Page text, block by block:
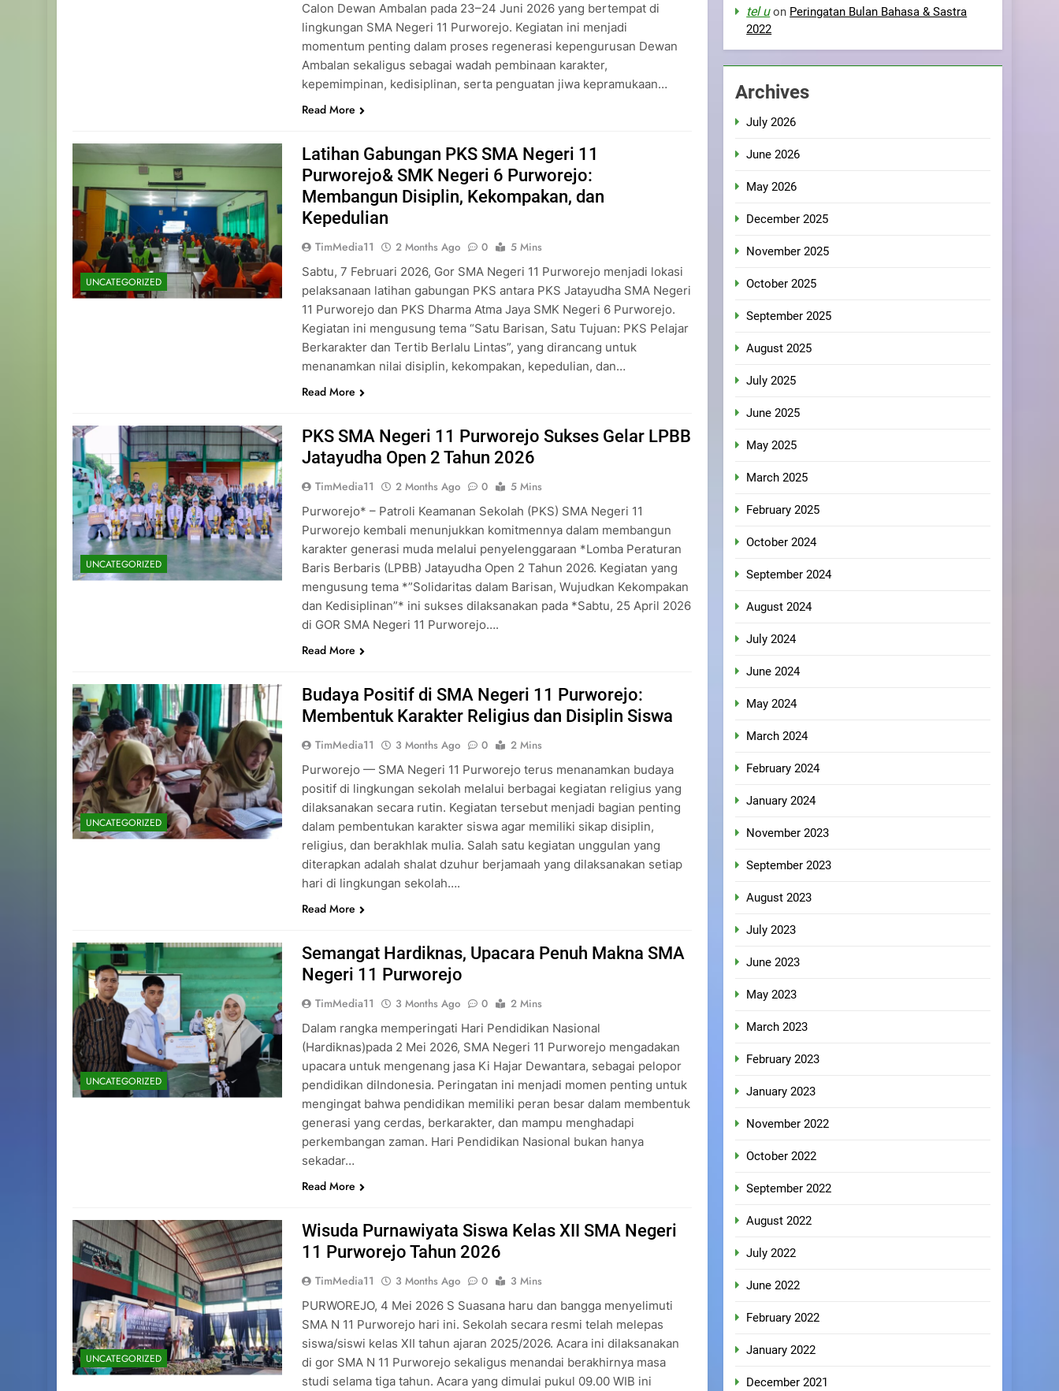
Calon Dewan Ambalan pada 23–24 Juni 2026 yang bertempat di
lingkungan SMA Negeri 11 Purworejo. Kegiatan ini menjadi
momentum penting dalam proses regenerasi kepengurusan Dewan
Ambalan sekaligus sebagai wadah pembinaan karakter,
kepemimpinan, kedisiplinan, serta penguatan jiwa kepramukaan…
Read More
UNCATEGORIZED
Latihan Gabungan PKS SMA Negeri 11
Purworejo& SMK Negeri 6 Purworejo:
Membangun Disiplin, Kekompakan, dan
Kepedulian
TimMedia11 2 Months Ago 0
5 Mins
Sabtu, 7 Februari 2026, Gor SMA Negeri 11 Purworejo menjadi lokasi
pelaksanaan latihan gabungan PKS antara PKS Jatayudha SMA Negeri
11 Purworejo dan PKS Dharma Atma Jaya SMK Negeri 6 Purworejo.
Kegiatan ini mengusung tema “Satu Barisan, Satu Tujuan: PKS Pelajar
Berkarakter dan Tertib Berlalu Lintas”, yang dirancang untuk
menanamkan nilai disiplin, kekompakan, kepedulian, dan…
Read More
UNCATEGORIZED
PKS SMA Negeri 11 Purworejo Sukses Gelar LPBB
Jatayudha Open 2 Tahun 2026
TimMedia11 2 Months Ago 0
5 Mins
Purworejo* – Patroli Keamanan Sekolah (PKS) SMA Negeri 11
Purworejo kembali menunjukkan komitmennya dalam membangun
karakter generasi muda melalui penyelenggaraan *Lomba Peraturan
Baris Berbaris (LPBB) Jatayudha Open 2 Tahun 2026. Kegiatan yang
mengusung tema *”Solidaritas dalam Barisan, Wujudkan Kekompakan
dan Kedisiplinan”* ini sukses dilaksanakan pada *Sabtu, 25 April 2026
di GOR SMA Negeri 11 Purworejo….
Read More
UNCATEGORIZED
Budaya Positif di SMA Negeri 11 Purworejo:
Membentuk Karakter Religius dan Disiplin Siswa
TimMedia11 3 Months Ago 0
2 Mins
Purworejo — SMA Negeri 11 Purworejo terus menanamkan budaya
positif di lingkungan sekolah melalui berbagai kegiatan religius yang
dilaksanakan secara rutin. Kegiatan tersebut menjadi bagian penting
dalam pembentukan karakter siswa agar memiliki sikap disiplin,
religius, dan berakhlak mulia. Salah satu kegiatan unggulan yang
diterapkan adalah shalat dzuhur berjamaah yang dilaksanakan setiap
hari di lingkungan sekolah….
Read More
UNCATEGORIZED
Semangat Hardiknas, Upacara Penuh Makna SMA
Negeri 11 Purworejo
TimMedia11 3 Months Ago 0
2 Mins
Dalam rangka memperingati Hari Pendidikan Nasional
(Hardiknas)pada 2 Mei 2026, SMA Negeri 11 Purworejo mengadakan
upacara untuk mengenang jasa Ki Hajar Dewantara, sebagai pelopor
pendidikan diIndonesia. Peringatan ini menjadi momen penting untuk
mengingat bahwa pendidikan memiliki peran besar dalam membentuk
generasi yang cerdas, berkarakter, dan mampu menghadapi
perkembangan zaman. Hari Pendidikan Nasional bukan hanya
sekadar…
Read More
UNCATEGORIZED
Wisuda Purnawiyata Siswa Kelas XII SMA Negeri
11 Purworejo Tahun 2026
TimMedia11 3 Months Ago 0
3 Mins
PURWOREJO, 4 Mei 2026 S Suasana haru dan bangga menyelimuti
SMA N 11 Purworejo hari ini. Sekolah secara resmi telah melepas
siswa/siswi kelas XII tahun ajaran 2025/2026. Acara ini dilaksanakan
di gor SMA N 11 Purworejo sekaligus menandai berakhirnya masa
studi selama tiga tahun. Acara yang dimulai pukul 09.00 WIB ini
tel uon Peringatan Bulan Bahasa & Sastra
2022
Archives
July 2026
June 2026
May 2026
December 2025
November 2025
October 2025
September 2025
August 2025
July 2025
June 2025
May 2025
March 2025
February 2025
October 2024
September 2024
August 2024
July 2024
June 2024
May 2024
March 2024
February 2024
January 2024
November 2023
September 2023
August 2023
July 2023
June 2023
May 2023
March 2023
February 2023
January 2023
November 2022
October 2022
September 2022
August 2022
July 2022
June 2022
February 2022
January 2022
December 2021